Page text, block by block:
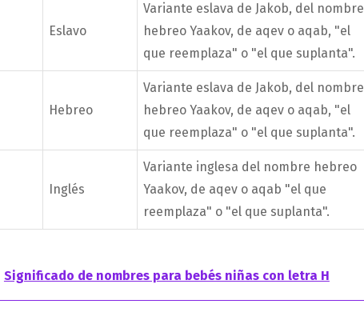
Eslavo
Variante eslava de Jakob, del nombre
hebreo Yaakov, de aqev o aqab, "el
que reemplaza" o "el que suplanta".
Hebreo
Variante eslava de Jakob, del nombre
hebreo Yaakov, de aqev o aqab, "el
que reemplaza" o "el que suplanta".
Inglés
Variante inglesa del nombre hebreo
Yaakov, de aqev o aqab "el que
reemplaza" o "el que suplanta".
Significado de nombres para bebés niñas con letra H